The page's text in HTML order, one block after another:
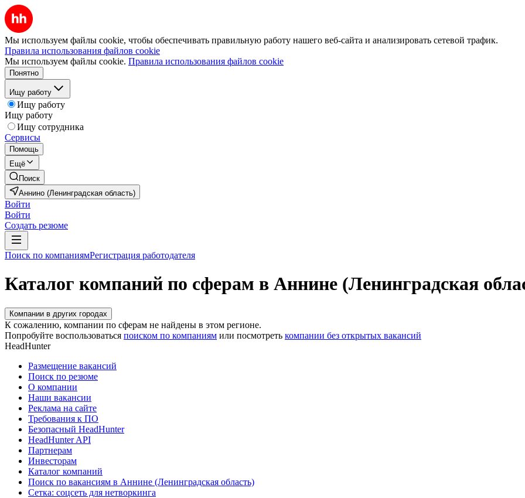
Мы используем файлы cookie, чтобы обеспечивать правильную работу нашего веб-сайта и анализировать сетевой трафик.
Правила использования файлов cookie
Мы используем файлы cookie. Правила использования файлов cookie
Понятно
Ищу работу
Ищу работу
Ищу работу
Ищу сотрудника
Сервисы
Помощь
Ещё
Поиск
Аннино (Ленинградская область)
Войти
Войти
Создать резюме
Поиск по компаниямРегистрация работодателя
Каталог компаний по сферам в Аннине (Ленинградская
Компании в других городах
К сожалению, компании по сферам не найдены в этом регионе.
Попробуйте воспользоваться поиском по компаниям или посмотреть компании без открытых вакансий
HeadHunter
Размещение вакансий
Поиск по резюме
О компании
Наши вакансии
Реклама на сайте
Требования к ПО
Безопасный HeadHunter
HeadHunter API
Партнерам
Инвесторам
Каталог компаний
Поиск по вакансиям в Аннине (Ленинградская область)
Сетка: соцсеть для нетворкинга